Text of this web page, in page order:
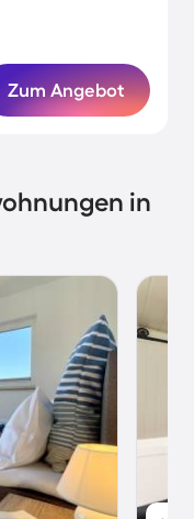
Zum Angebot
in